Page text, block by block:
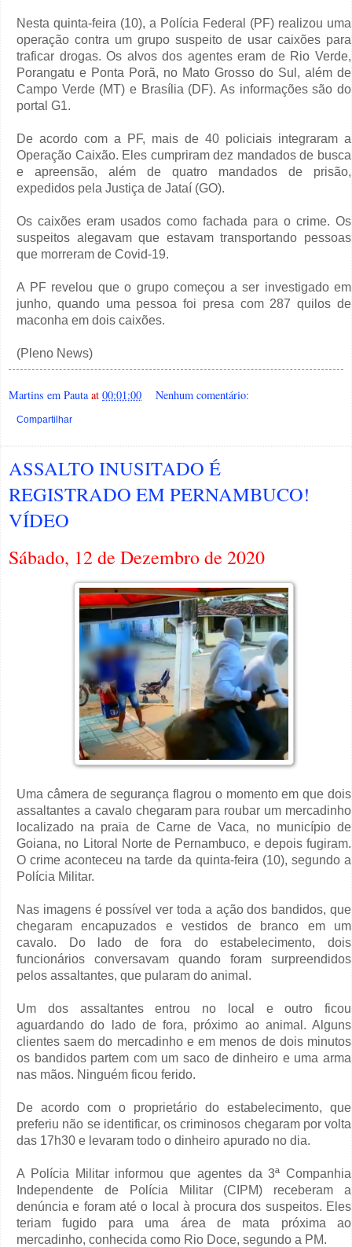
Nesta quinta-feira (10), a Polícia Federal (PF) realizou uma
operação contra um grupo suspeito de usar caixões para
traficar drogas. Os alvos dos agentes eram de Rio Verde,
Porangatu e Ponta Porã, no Mato Grosso do Sul, além de
Campo Verde (MT) e Brasília (DF). As informações são do
portal G1.
De acordo com a PF, mais de 40 policiais integraram a
Operação Caixão. Eles cumpriram dez mandados de busca
e apreensão, além de quatro mandados de prisão,
expedidos pela Justiça de Jataí (GO).
Os caixões eram usados como fachada para o crime. Os
suspeitos alegavam que estavam transportando pessoas
que morreram de Covid-19.
A PF revelou que o grupo começou a ser investigado em
junho, quando uma pessoa foi presa com 287 quilos de
maconha em dois caixões.
(Pleno News)
Martins em Pauta at 00:01:00 Nenhum comentário:
Compartilhar
ASSALTO INUSITADO É
REGISTRADO EM PERNAMBUCO!
VÍDEO
Sábado, 12 de Dezembro de 2020
Uma câmera de segurança flagrou o momento em que dois
assaltantes a cavalo chegaram para roubar um mercadinho
localizado na praia de Carne de Vaca, no município de
Goiana, no Litoral Norte de Pernambuco, e depois fugiram.
O crime aconteceu na tarde da quinta-feira (10), segundo a
Polícia Militar.
Nas imagens é possível ver toda a ação dos bandidos, que
chegaram encapuzados e vestidos de branco em um
cavalo. Do lado de fora do estabelecimento, dois
funcionários conversavam quando foram surpreendidos
pelos assaltantes, que pularam do animal.
Um dos assaltantes entrou no local e outro ficou
aguardando do lado de fora, próximo ao animal. Alguns
clientes saem do mercadinho e em menos de dois minutos
os bandidos partem com um saco de dinheiro e uma arma
nas mãos. Ninguém ficou ferido.
De acordo com o proprietário do estabelecimento, que
preferiu não se identificar, os criminosos chegaram por volta
das 17h30 e levaram todo o dinheiro apurado no dia.
A Polícia Militar informou que agentes da 3ª Companhia
Independente de Polícia Militar (CIPM) receberam a
denúncia e foram até o local à procura dos suspeitos. Eles
teriam fugido para uma área de mata próxima ao
mercadinho, conhecida como Rio Doce, segundo a PM.